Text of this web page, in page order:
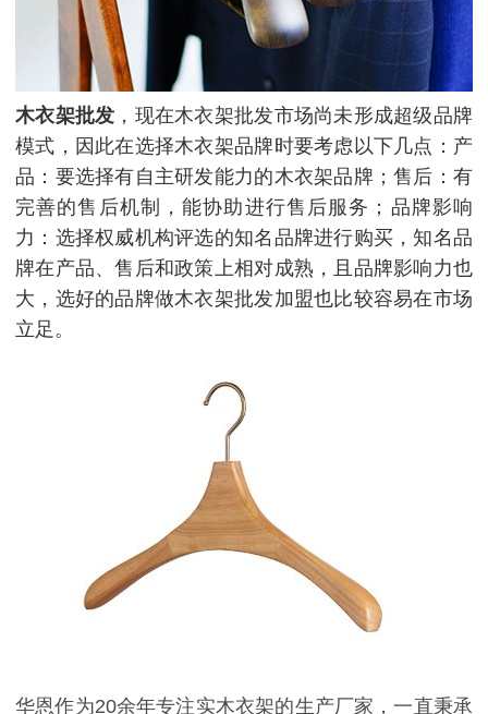
木衣架批发 ，现在木衣架批发市场尚未形成超级品牌
模式，因此在选择木衣架品牌时要考虑以下几点：产
品：要选择有自主研发能力的木衣架品牌；售后：有
完善的售后机制，能协助进行售后服务；品牌影响
力：选择权威机构评选的知名品牌进行购买，知名品
牌在产品、售后和政策上相对成熟，且品牌影响力也
大，选好的品牌做木衣架批发加盟也比较容易在市场
立足。
华恩作为20余年专注实木衣架的生产厂家，一直秉承